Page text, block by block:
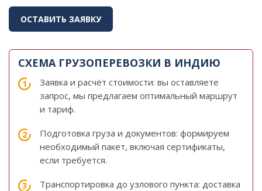
ОСТАВИТЬ ЗАЯВКУ
СХЕМА ГРУЗОПЕРЕВОЗКИ В ИНДИЮ
Заявка и расчёт стоимости: вы оставляете
запрос, мы предлагаем оптимальный маршрут
и тариф.
Подготовка груза и документов: формируем
необходимый пакет, включая сертификаты,
если требуется.
Транспортировка до узлового пункта: доставка